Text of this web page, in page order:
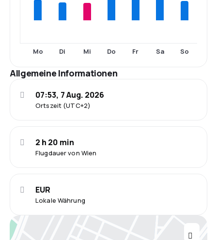
Mo Di Mi Do Fr Sa So
Allgemeine Informationen
Ortszeit (UTC+2)
07:53, 7 Aug. 2026
Flugdauer von Wien
2 h 20 min
Lokale Währung
EUR